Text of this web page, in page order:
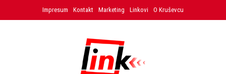
Impresum Kontakt Marketing Linkovi O Kruševcu